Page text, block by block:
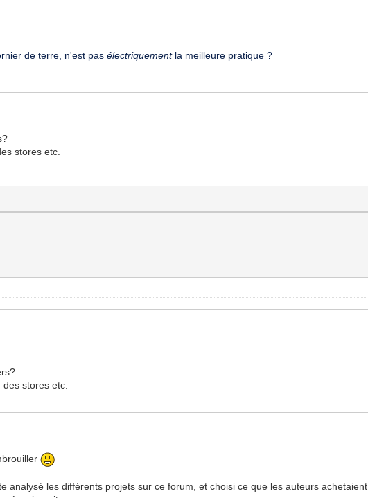
de terre, n'est pasélectriquementla meilleure pratique ?
stores etc.
stores etc.
analysé les différents projets sur ce forum, et choisi ce que les auteurs